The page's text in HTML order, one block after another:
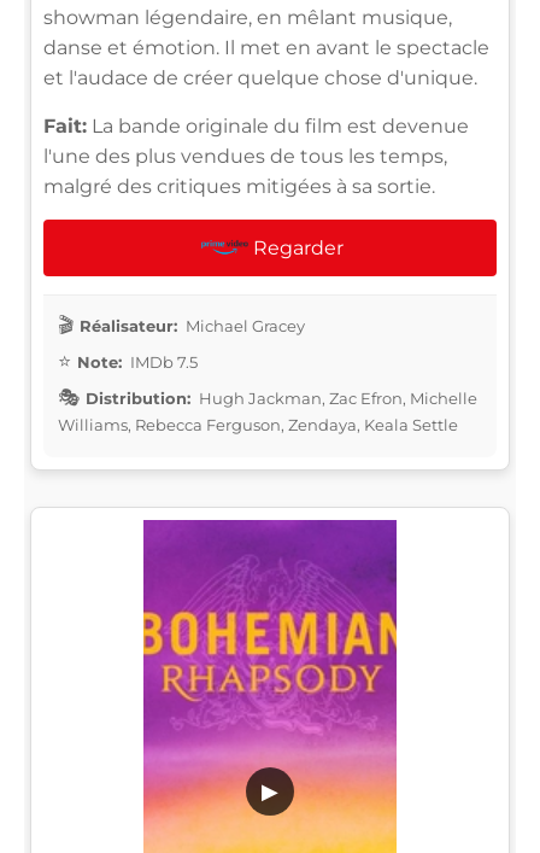
showman légendaire, en mêlant musique,
danse et émotion. Il met en avant le spectacle
et l'audace de créer quelque chose d'unique.
Fait: La bande originale du film est devenue
l'une des plus vendues de tous les temps,
malgré des critiques mitigées à sa sortie.
Regarder
Réalisateur: Michael Gracey
Note: IMDb 7.5
Distribution: Hugh Jackman, Zac Efron, Michelle
Williams, Rebecca Ferguson, Zendaya, Keala Settle
▶